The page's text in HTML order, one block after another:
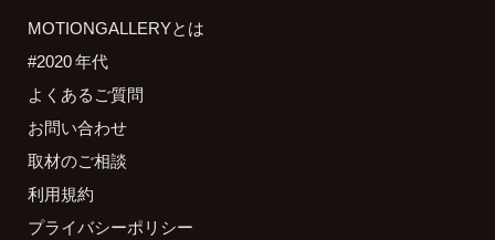
MOTIONGALLERYとは
#2020 年代
よくあるご質問
お問い合わせ
取材のご相談
利用規約
プライバシーポリシー